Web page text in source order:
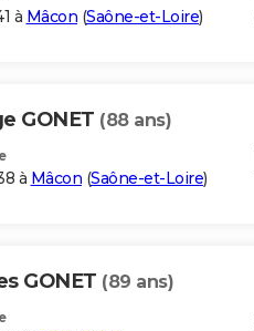
à Mâcon (Saône-et-Loire)
GONET (88 ans)
à Mâcon (Saône-et-Loire)
GONET (89 ans)